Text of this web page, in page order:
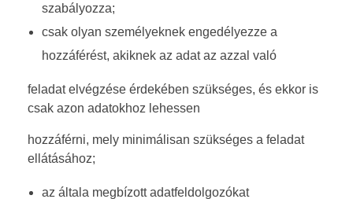
szabályozza;
csak olyan személyeknek engedélyezze a
hozzáférést, akiknek az adat az azzal való
feladat elvégzése érdekében szükséges, és ekkor is
csak azon adatokhoz lehessen
hozzáférni, mely minimálisan szükséges a feladat
ellátásához;
az általa megbízott adatfeldolgozókat